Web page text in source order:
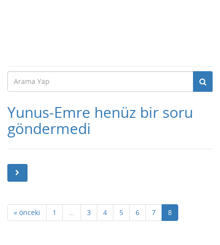
Yunus-Emre henüz bir soru
göndermedi
« önceki 1 ... 3 4 5 6 7 8